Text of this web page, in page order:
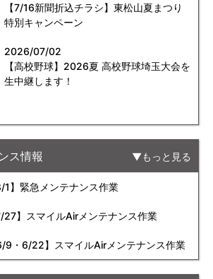
【7/16新聞折込チラシ】東松山夏まつり
特別キャンペーン
2026/07/02
【高校野球】2026夏 高校野球埼玉大会を
生中継します！
ス情報 もっと見る
1】緊急メンテナンス作業
27】スマイルAirメンテナンス作業
9・6/22】スマイルAirメンテナンス作業